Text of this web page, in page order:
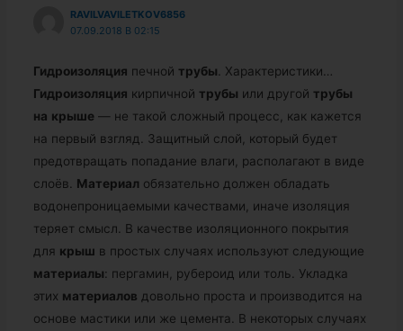
RAVILVAVILETKOV6856
07.09.2018 В 02:15
Гидроизоляция печной трубы . Характеристики…
Гидроизоляция кирпичной трубы или другой трубы
на крыше — не такой сложный процесс, как кажется
на первый взгляд. Защитный слой, который будет
предотвращать попадание влаги, располагают в виде
слоёв. Материал обязательно должен обладать
водонепроницаемыми качествами, иначе изоляция
теряет смысл. В качестве изоляционного покрытия
для крыш в простых случаях используют следующие
материалы: пергамин, рубероид или толь. Укладка
этих материалов довольно проста и производится на
основе мастики или же цемента. В некоторых случаях